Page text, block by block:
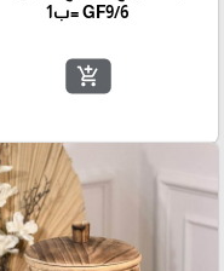
GF9/6 =ب1
add_shopping_cart